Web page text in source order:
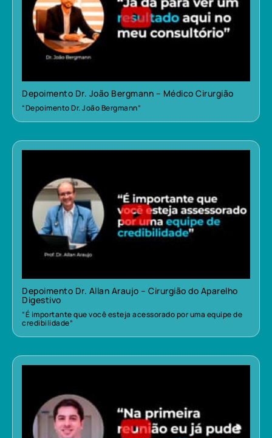
Depoimento Dr. João Bergmann – Médico Cirurgião
“Depoimento Dr. João Bergmann”
Depoimento Dr. Allan Araujo – Cirurgião do Aparelho
Digestivo
“É importante que você esteja acessorado por uma equipe de
credibilidade”